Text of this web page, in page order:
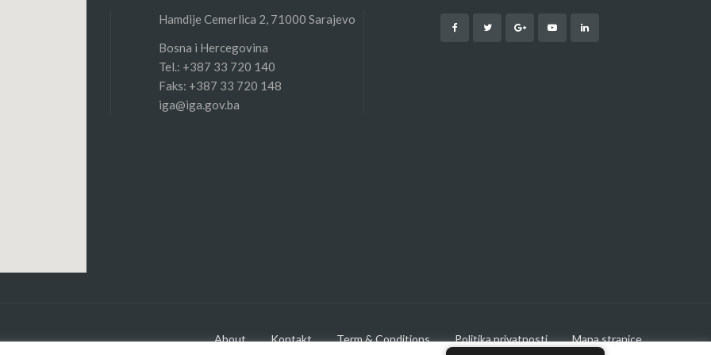
Hamdije Cemerlica 2, 71000 Sarajevo
Bosna i Hercegovina
Tel.: +387 33 720 140
Faks: +387 33 720 148
iga@iga.gov.ba
About Kontakt Term & Conditions Politika privatnosti Mapa stranice